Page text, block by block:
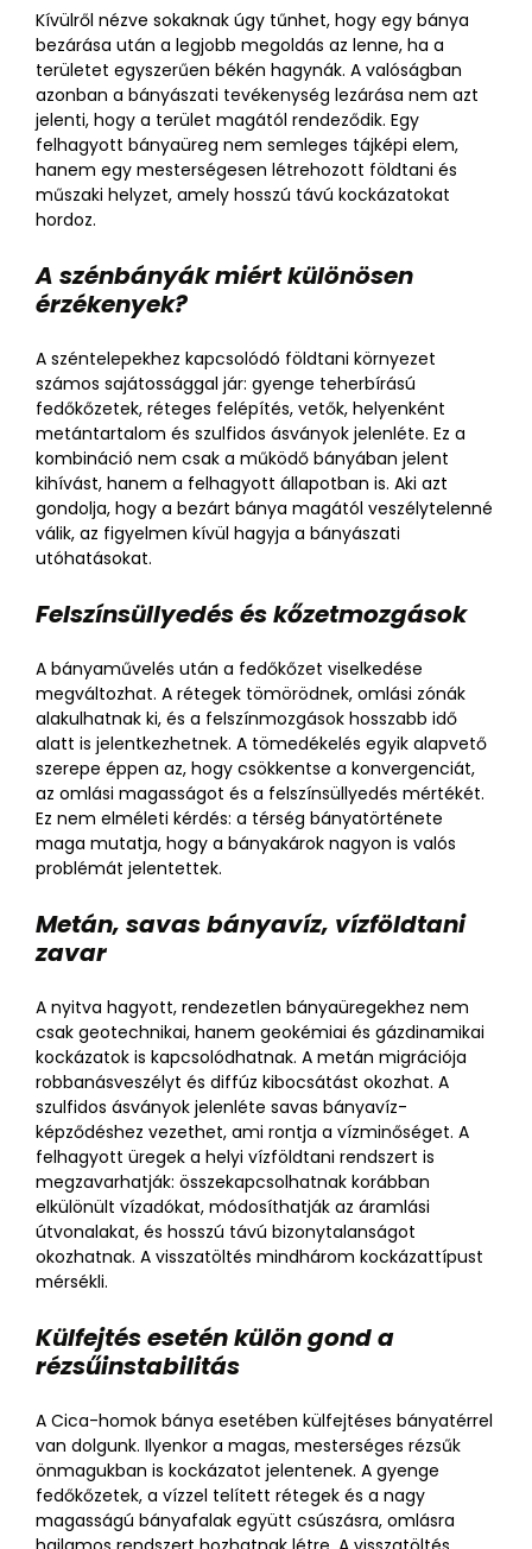
Kívülről nézve sokaknak úgy tűnhet, hogy egy bánya
bezárása után a legjobb megoldás az lenne, ha a
területet egyszerűen békén hagynák. A valóságban
azonban a bányászati tevékenység lezárása nem azt
jelenti, hogy a terület magától rendeződik. Egy
felhagyott bányaüreg nem semleges tájképi elem,
hanem egy mesterségesen létrehozott földtani és
műszaki helyzet, amely hosszú távú kockázatokat
hordoz.
A szénbányák miért különösen
érzékenyek?
A széntelepekhez kapcsolódó földtani környezet
számos sajátossággal jár: gyenge teherbírású
fedőkőzetek, réteges felépítés, vetők, helyenként
metántartalom és szulfidos ásványok jelenléte. Ez a
kombináció nem csak a működő bányában jelent
kihívást, hanem a felhagyott állapotban is. Aki azt
gondolja, hogy a bezárt bánya magától veszélytelenné
válik, az figyelmen kívül hagyja a bányászati
utóhatásokat.
Felszínsüllyedés és kőzetmozgások
A bányaművelés után a fedőkőzet viselkedése
megváltozhat. A rétegek tömörödnek, omlási zónák
alakulhatnak ki, és a felszínmozgások hosszabb idő
alatt is jelentkezhetnek. A tömedékelés egyik alapvető
szerepe éppen az, hogy csökkentse a konvergenciát,
az omlási magasságot és a felszínsüllyedés mértékét.
Ez nem elméleti kérdés: a térség bányatörténete
maga mutatja, hogy a bányakárok nagyon is valós
problémát jelentettek.
Metán, savas bányavíz, vízföldtani
zavar
A nyitva hagyott, rendezetlen bányaüregekhez nem
csak geotechnikai, hanem geokémiai és gázdinamikai
kockázatok is kapcsolódhatnak. A metán migrációja
robbanásveszélyt és diffúz kibocsátást okozhat. A
szulfidos ásványok jelenléte savas bányavíz-
képződéshez vezethet, ami rontja a vízminőséget. A
felhagyott üregek a helyi vízföldtani rendszert is
megzavarhatják: összekapcsolhatnak korábban
elkülönült vízadókat, módosíthatják az áramlási
útvonalakat, és hosszú távú bizonytalanságot
okozhatnak. A visszatöltés mindhárom kockázattípust
mérsékli.
Külfejtés esetén külön gond a
rézsűinstabilitás
A Cica-homok bánya esetében külfejtéses bányatérrel
van dolgunk. Ilyenkor a magas, mesterséges rézsűk
önmagukban is kockázatot jelentenek. A gyenge
fedőkőzetek, a vízzel telített rétegek és a nagy
magasságú bányafalak együtt csúszásra, omlásra